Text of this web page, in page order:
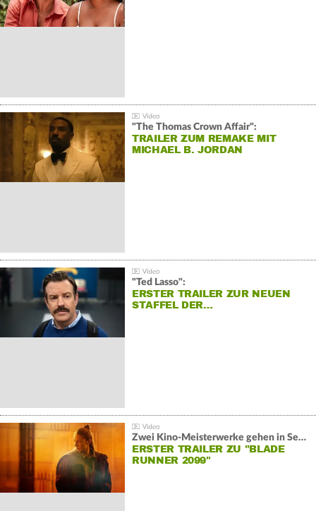
"The Thomas Crown Affair":
TRAILER ZUM REMAKE MIT
MICHAEL B. JORDAN
"Ted Lasso":
ERSTER TRAILER ZUR NEUEN
STAFFEL DER…
Zwei Kino-Meisterwerke gehen in Serie:
ERSTER TRAILER ZU "BLADE
RUNNER 2099"